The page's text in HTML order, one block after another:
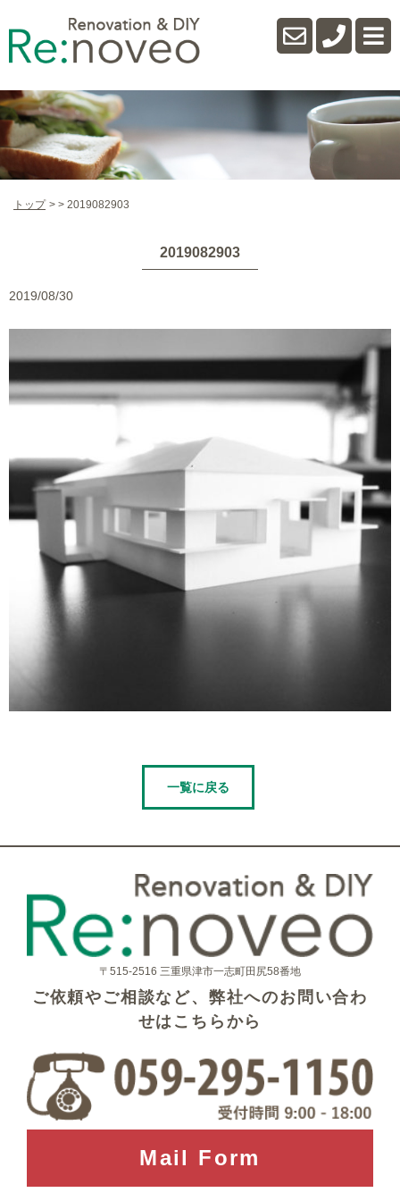
トップ 2019082903
2019082903
2019/08/30
一覧に戻る
〒515-2516 三重県津市一志町田尻58番地
ご依頼やご相談など、弊社へのお問い合わ
せはこちらから
Mail Form